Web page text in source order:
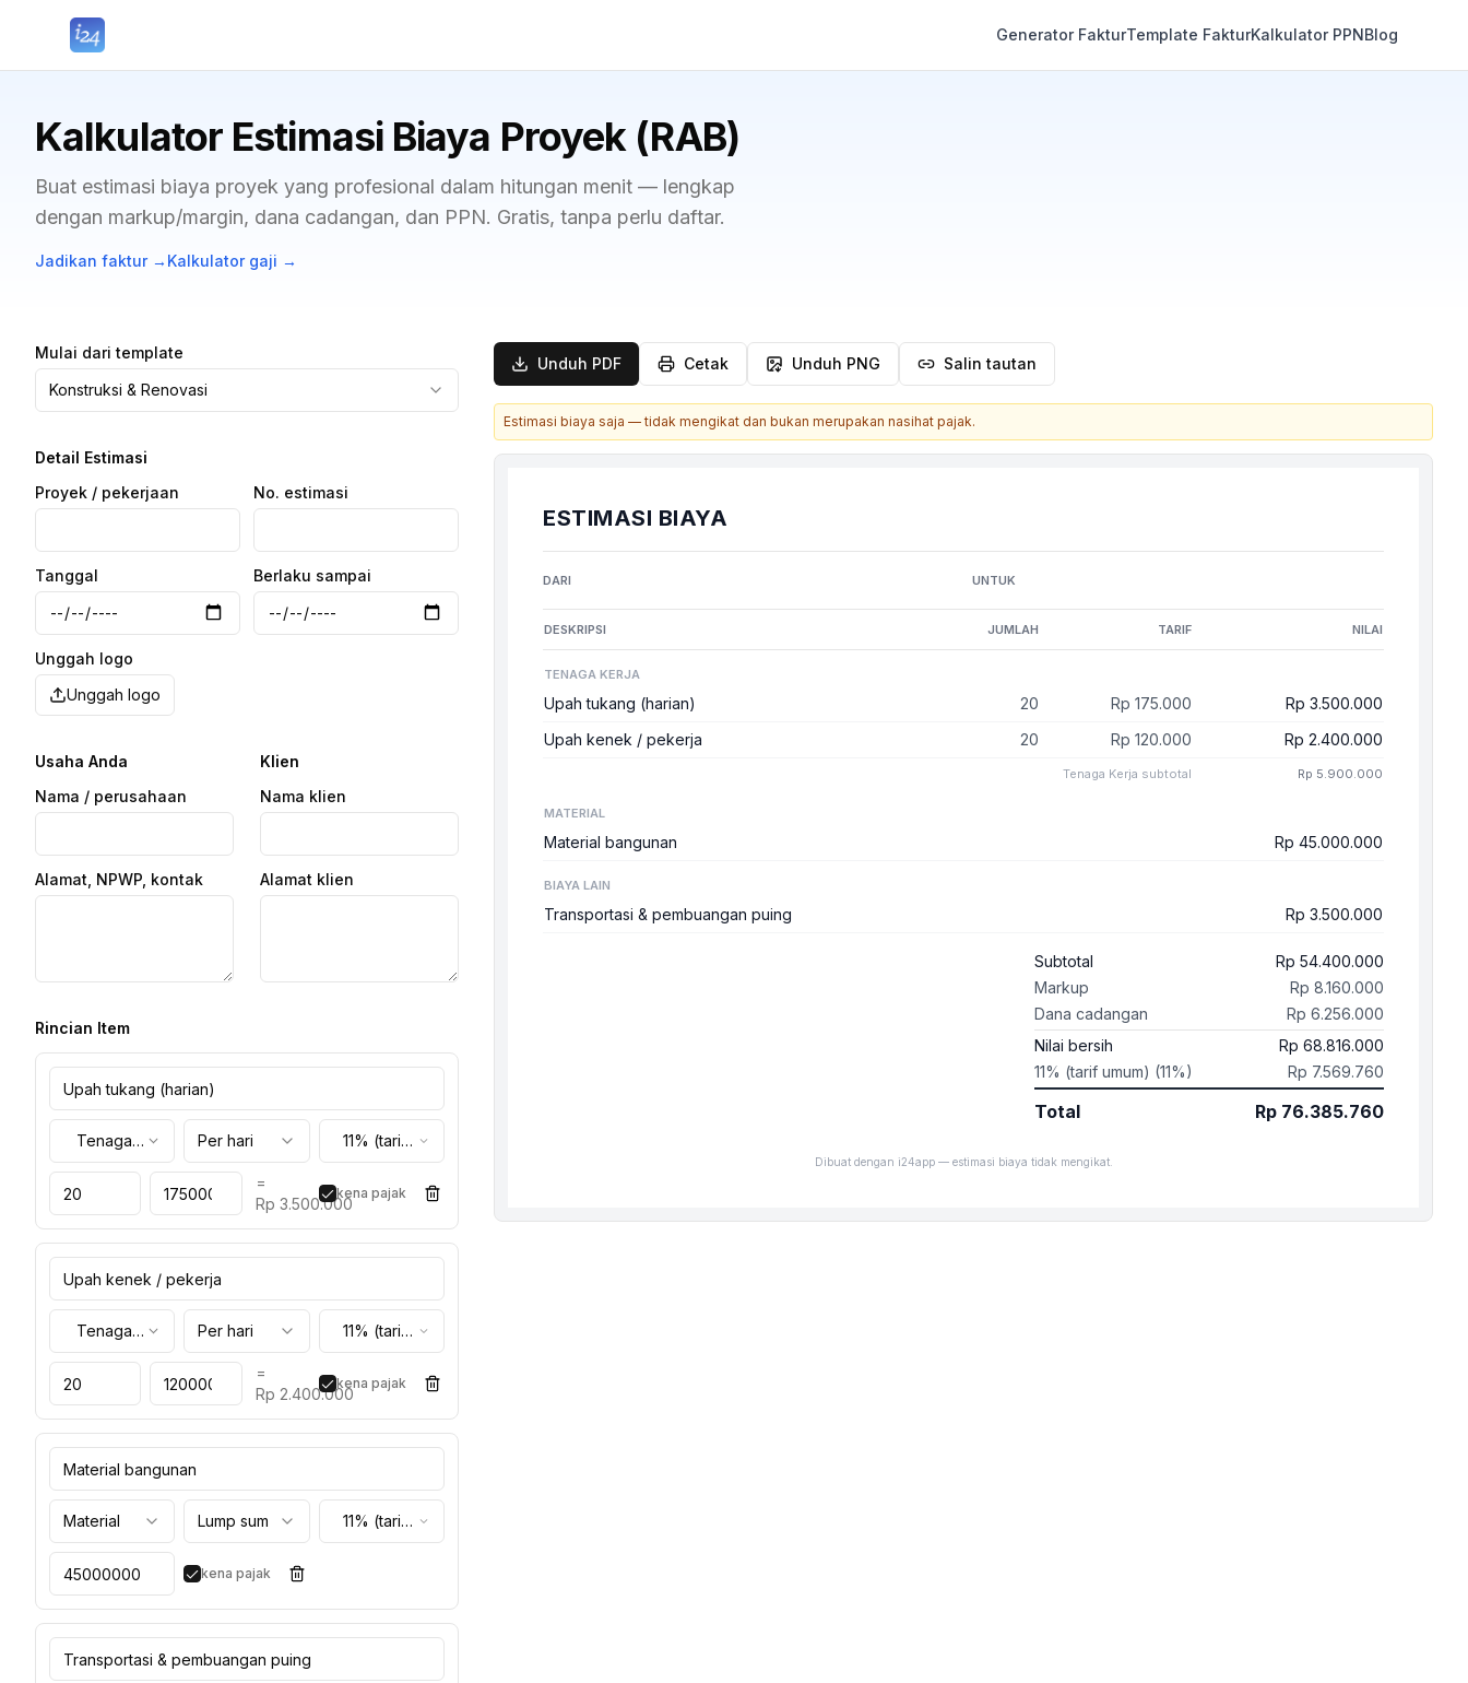
Generator FakturTemplate FakturKalkulator PPNBlog
Kalkulator Estimasi Biaya Proyek (RAB)
Buat estimasi biaya proyek yang profesional dalam hitungan menit — lengkap
dengan markup/margin, dana cadangan, dan PPN. Gratis, tanpa perlu daftar.
Jadikan faktur→ Kalkulator gaji →
Mulai dari template
Konstruksi & Renovasi
Detail Estimasi
Proyek / pekerjaan
No. estimasi
Tanggal Berlaku sampai
Unggah logo
Unggah logo
Usaha Anda
Nama / perusahaan
Alamat, NPWP, kontak
Klien
Nama klien
Alamat klien
Rincian Item
Tenaga
Kerja
Per hari
11% (tarif
umum)
=
Rp 3.500.000
kena pajak
Tenaga
Kerja
Per hari
11% (tarif
umum)
=
Rp 2.400.000
kena pajak
Material Lump sum
11% (tarif
umum)
kena pajak
Unduh PDF Cetak Unduh PNG Salin tautan
Estimasi biaya saja — tidak mengikat dan bukan merupakan nasihat pajak.
ESTIMASI BIAYA
DARI UNTUK
DESKRIPSI JUMLAH TARIF NILAI
TENAGA KERJA
Upah tukang (harian) 20 Rp 175.000
Rp 3.500.000
Upah kenek / pekerja
20 Rp 120.000 Rp 2.400.000
Tenaga Kerja subtotal Rp 5.900.000
MATERIAL
Material bangunan Rp 45.000.000
BIAYA LAIN
Transportasi & pembuangan puing Rp 3.500.000
Subtotal
Rp 54.400.000
Markup
Rp 8.160.000
Dana cadangan
Rp 6.256.000
Nilai bersih
Rp 68.816.000
11% (tarif umum) (11%)
Rp 7.569.760
Total Rp 76.385.760
Dibuat dengan i24app — estimasi biaya tidak mengikat.